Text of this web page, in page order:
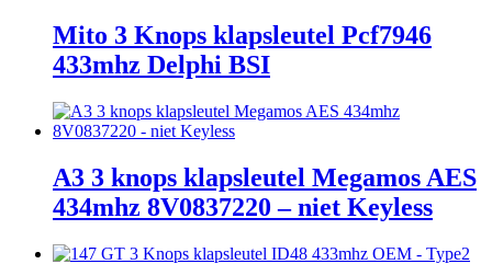
Mito 3 Knops klapsleutel Pcf7946
433mhz Delphi BSI
A3 3 knops klapsleutel Megamos AES
434mhz 8V0837220 – niet Keyless